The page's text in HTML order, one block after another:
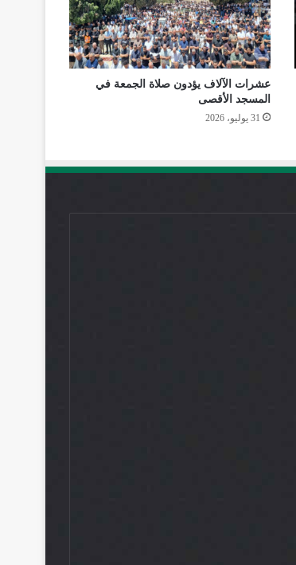
عشرات الآلاف يؤدون صلاة الجمعة في
المسجد الأقصى
31 يوليو، 2026